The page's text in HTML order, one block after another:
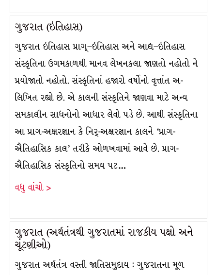
ગુજરાત (ઇતિહાસ)
ગુજરાત ઇતિહાસ પ્રાગ્–ઇતિહાસ અને આદ્ય–ઇતિહાસ
સંસ્કૃતિના ઉગમકાળથી માનવ લેખનકલા જાણતો નહોતો ને
પ્રયોજાતો નહોતો. સંસ્કૃતિનાં હજારો વર્ષોનો વૃત્તાંત અ-
લિખિત રહ્યો છે. એ કાલની સંસ્કૃતિને જાણવા માટે અન્ય
સમકાલીન સાધનોનો આધાર લેવો પડે છે. આથી સંસ્કૃતિના
આ પ્રાગ-અક્ષરજ્ઞાન કે નિર્-અક્ષરજ્ઞાન કાલને ‘પ્રાગ-
ઐતિહાસિક કાલ’ તરીકે ઓળખવામાં આવે છે. પ્રાગ-
ઐતિહાસિક સંસ્કૃતિનો સમય પટ…
વધુ વાંચો >
ગુજરાત (અર્થતંત્રથી ગુજરાતમાં રાજકીય પક્ષો અને
ચૂંટણીઓ)
ગુજરાત અર્થતંત્ર વસ્તી જાતિસમુદાય : ગુજરાતના મૂળ